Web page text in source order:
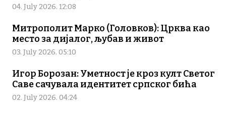
04. July 2026. 12:08
Митрополит Марко (Головков): Црква као
место за дијалог, љубав и живот
03. July 2026. 05:10
Игор Борозан: Уметност је кроз култ Светог
Саве сачувала идентитет српског бића
02. July 2026. 04:24